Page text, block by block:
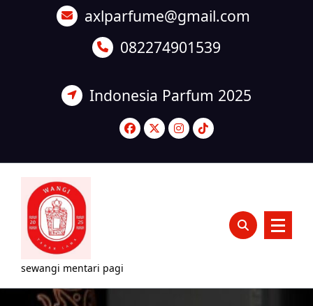
axlparfume@gmail.com
082274901539
Indonesia Parfum 2025
sewangi mentari pagi